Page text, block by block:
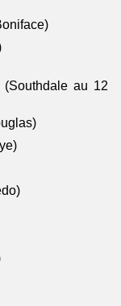
(Southdale au 12